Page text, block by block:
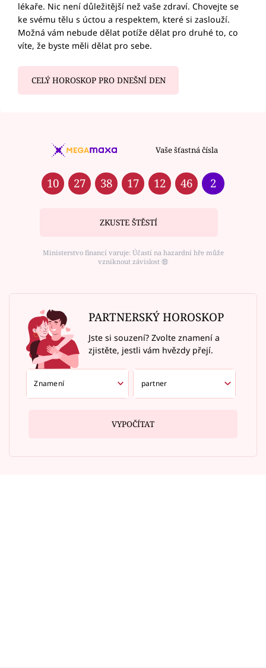
lékaře. Nic není důležitější než vaše zdraví. Chovejte se
ke svému tělu s úctou a respektem, které si zaslouží.
Možná vám nebude dělat potíže dělat pro druhé to, co
víte, že byste měli dělat pro sebe.
CELÝ HOROSKOP PRO DNEŠNÍ DEN
Vaše šťastná čísla
10 27 38 17 12 46 2
ZKUSTE ŠTĚSTÍ
Ministerstvo financí varuje: Účastí na hazardní hře může
vzniknout závislost ⑱
PARTNERSKÝ HOROSKOP
Jste si souzení? Zvolte znamení a
zjistěte, jestli vám hvězdy přejí.
VYPOČÍTAT